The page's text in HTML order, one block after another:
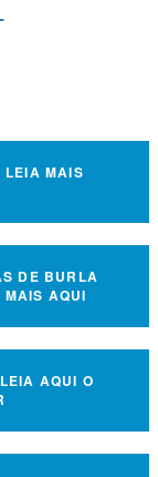
LEIA MAIS
DE BURLA
AQUI
AQUI O